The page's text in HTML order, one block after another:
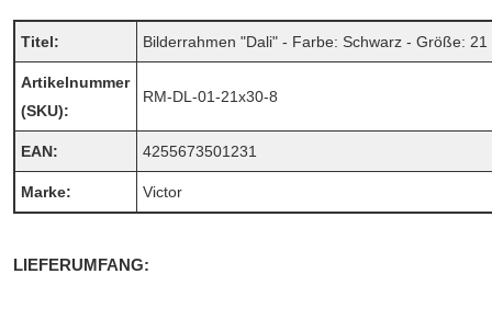
Titel: Bilderrahmen "Dali" - Farbe: Schwarz - Größe:
Artikelnummer
(SKU):
RM-DL-01-21x30-8
EAN: 4255673501231
Marke: Victor
LIEFERUMFANG: